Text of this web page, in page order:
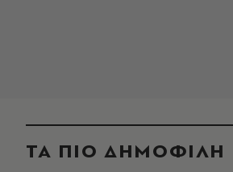
ΤΑ ΠΙΟ ΔΗΜΟΦΙΛΗ